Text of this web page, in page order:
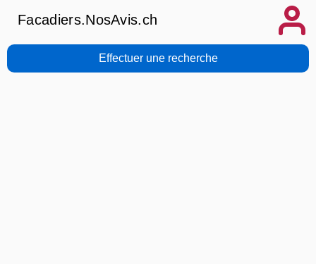
Facadiers.NosAvis.ch
Effectuer une recherche